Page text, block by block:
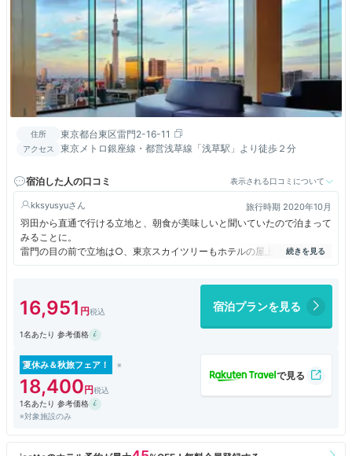
住所 東京都台東区雷門2-16-11
アクセス 東京メトロ銀座線・都営浅草線「浅草駅」より徒歩２分
宿泊した人の口コミ 表示される口コミについて
kksyusyu 旅行時期 2020年10月
羽田から直通で行ける立地と、朝食が美味しいと聞いていたので泊まって
みることに。
雷門の目の前で立地は○、東京スカイツリーもホテルの屋上ラウンジから
綺麗に見えます。
になっていました。
ビュッフェで提供されていたお料理をレストラン側が1人分ずつサーブし
てくれておかわり自由での提供。私はこちらのスタイルの方がゆっくり食
メイン料理はエッグベネディクトorフレンチトーストからのチョイス。
フレンチトーストにしましたがデニッシュっぽいパンにしっかりアパレイ
ユが染みてすごく美味しかったです！
パン用バターにエシレが30gポーションが1人1個ずつついてくるのも地味
に嬉しかったです。無塩だったのも良かったです。
です。こちらのレストランはGoToトラベルの地域共通クーポン、紙・電
16,951 宿泊プランを見る
1名あたり 参考価格
夏休み＆秋旅フェア！
18,400
1名あたり 参考価格
※対象施設のみ